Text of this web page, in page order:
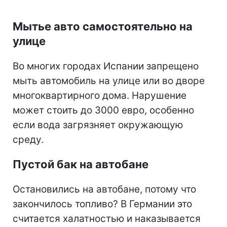
Мытье авто самостоятельно на
улице
Во многих городах Испании запрещено
мыть автомобиль на улице или во дворе
многоквартирного дома. Нарушение
может стоить до 3000 евро, особенно
если вода загрязняет окружающую
среду.
Пустой бак на автобане
Остановились на автобане, потому что
закончилось топливо? В Германии это
считается халатностью и наказывается